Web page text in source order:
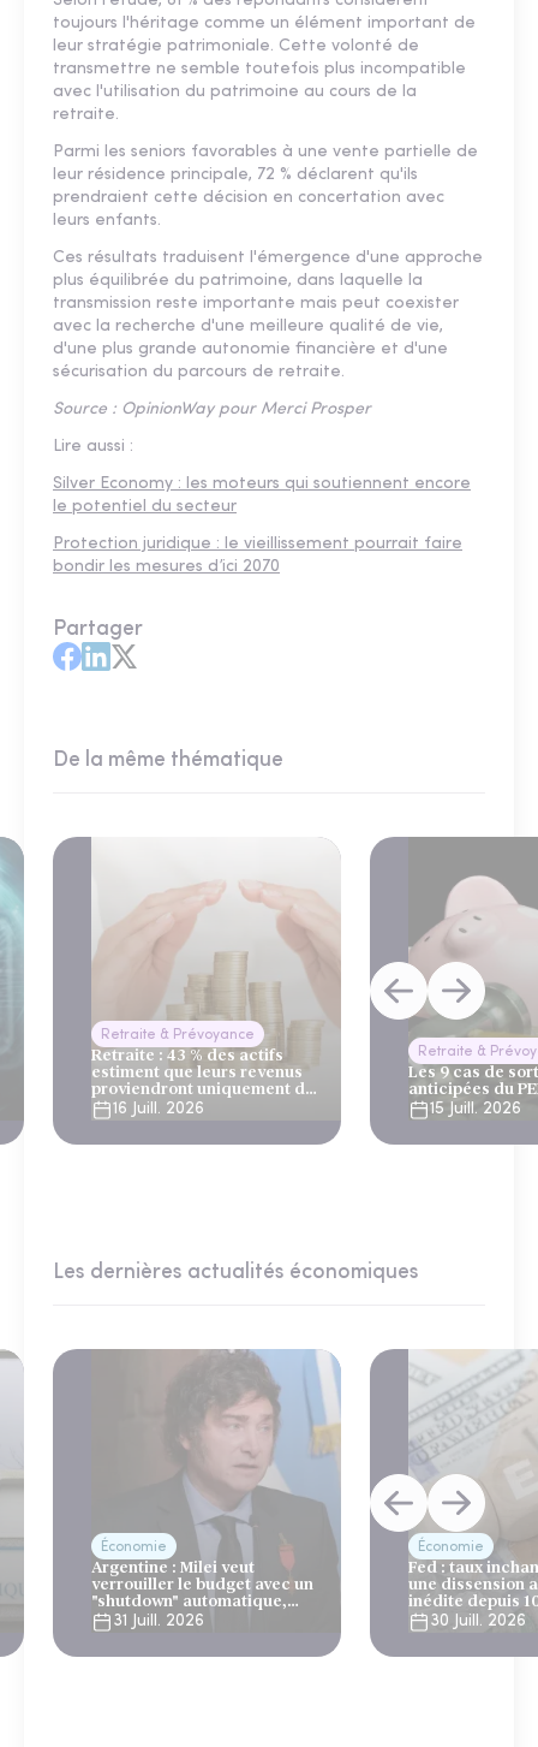
toujours l'héritage comme un élément important de
leur stratégie patrimoniale. Cette volonté de
transmettre ne semble toutefois plus incompatible
avec l'utilisation du patrimoine au cours de la
retraite.
Parmi les seniors favorables à une vente partielle de
leur résidence principale, 72 % déclarent qu'ils
prendraient cette décision en concertation avec
leurs enfants.
Ces résultats traduisent l'émergence d'une approche
plus équilibrée du patrimoine, dans laquelle la
transmission reste importante mais peut coexister
avec la recherche d'une meilleure qualité de vie,
d'une plus grande autonomie financière et d'une
sécurisation du parcours de retraite.
Source : OpinionWay pour Merci Prosper
Lire aussi :
Silver Economy : les moteurs qui soutiennent encore
le potentiel du secteur
Protection juridique : le vieillissement pourrait faire
bondir les mesures d’ici 2070
Partager
De la même thématique
Retraite & Prévoyance
Retraite : 43 % des actifs
estiment que leurs revenus
proviendront uniquement du
système par répartition
16 Juill. 2026
Retraite &
Les 9 cas de
anticipées du
15 Juill. 2026
Les dernières actualités économiques
Économie
Argentine : Milei veut
verrouiller le budget avec un
"shutdown" automatique,
sous le regard bienveillant
du FMI
31 Juill. 2026
Économie
Fed : taux
une dissension
inédite depuis
30 Juill. 2026